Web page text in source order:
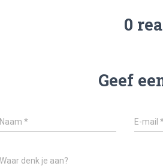
0
Geef
Naam * E-mail*
Waar denk je aan?